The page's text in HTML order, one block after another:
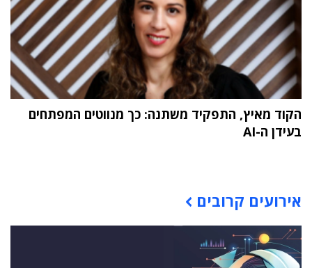
הקוד מאיץ, התפקיד משתנה: כך מנווטים המפתחים
בעידן ה-AI
אירועים קרובים